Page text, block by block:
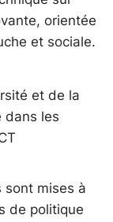
orientée
et sociale.
et de la
dans les
sont mises à
de politique